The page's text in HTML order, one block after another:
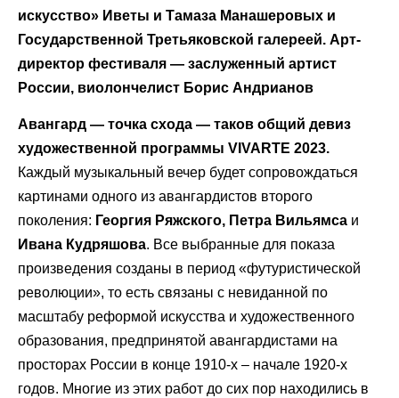
искусство» Иветы и Тамаза Манашеровых и
Государственной Третьяковской галереей. Арт-
директор фестиваля — заслуженный артист
России, виолончелист Борис Андрианов
Авангард — точка схода — таков общий девиз
художественной программы VIVARTE 2023.
Каждый музыкальный вечер будет сопровождаться
картинами одного из авангардистов второго
поколения: Георгия Ряжского, Петра Вильямса и
Ивана Кудряшова. Все выбранные для показа
произведения созданы в период «футуристической
революции», то есть связаны с невиданной по
масштабу реформой искусства и художественного
образования, предпринятой авангардистами на
просторах России в конце 1910-х – начале 1920-х
годов. Многие из этих работ до сих пор находились в